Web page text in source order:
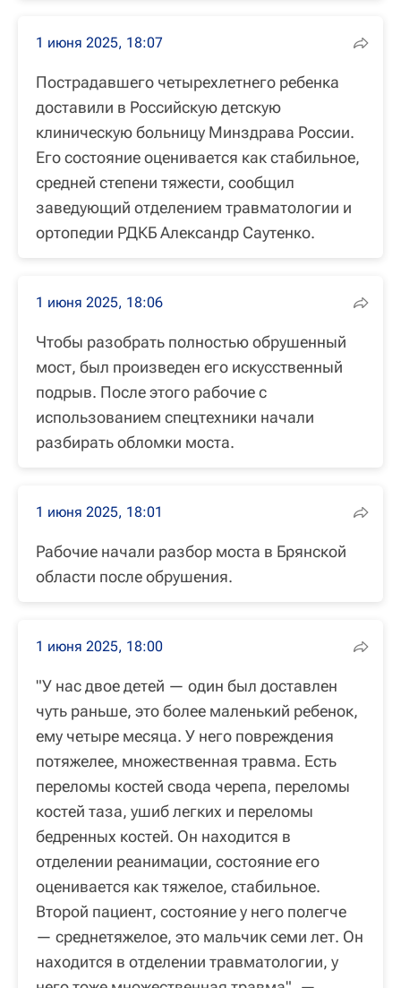
1 июня 2025, 18:07
Пострадавшего четырехлетнего ребенка
доставили в Российскую детскую
клиническую больницу Минздрава России.
Его состояние оценивается как стабильное,
средней степени тяжести, сообщил
заведующий отделением травматологии и
ортопедии РДКБ Александр Саутенко.
1 июня 2025, 18:06
Чтобы разобрать полностью обрушенный
мост, был произведен его искусственный
подрыв. После этого рабочие с
использованием спецтехники начали
разбирать обломки моста.
1 июня 2025, 18:01
Рабочие начали разбор моста в Брянской
области после обрушения.
1 июня 2025, 18:00
"У нас двое детей — один был доставлен
чуть раньше, это более маленький ребенок,
ему четыре месяца. У него повреждения
потяжелее, множественная травма. Есть
переломы костей свода черепа, переломы
костей таза, ушиб легких и переломы
бедренных костей. Он находится в
отделении реанимации, состояние его
оценивается как тяжелое, стабильное.
Второй пациент, состояние у него полегче
— среднетяжелое, это мальчик семи лет. Он
находится в отделении травматологии, у